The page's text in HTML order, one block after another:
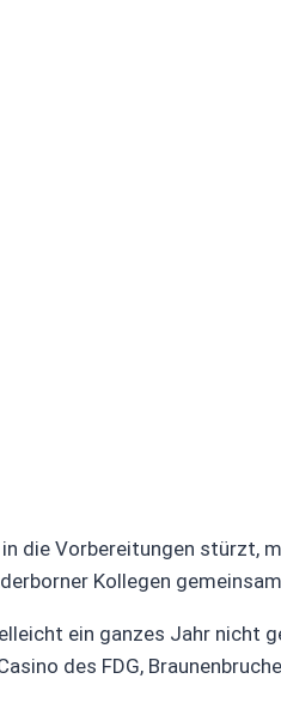
die Vorbereitungen stürzt,
Kollegen
ein ganzes Jahr nicht
des FDG,